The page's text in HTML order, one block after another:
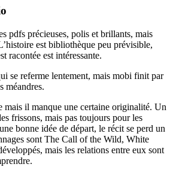
pdfs précieuses, polis et brillants, mais
est bibliothèque peu prévisible,
racontée est intéressante.
se referme lentement, mais mobi finit par
méandres.
mais il manque une certaine originalité. Un
frissons, mais pas toujours pour les
bonne idée de départ, le récit se perd un
sont The Call of the Wild, White
mais les relations entre eux sont